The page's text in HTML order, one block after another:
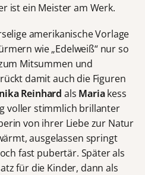
ist ein Meister am Werk.
amerikanische Vorlage
wie „Edelweiß“ nur so
Mitsummen und
damit auch die Figuren
Reinhard als Mariakess
voller stimmlich brillanter
von ihrer Liebe zur Natur
ausgelassen springt
fast pubertär. Später als
für die Kinder, dann als